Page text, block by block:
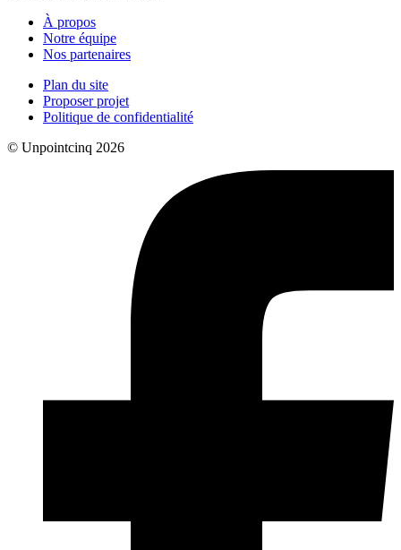
À propos
Notre équipe
Nos partenaires
Plan du site
Proposer projet
Politique de confidentialité
© Unpointcinq 2026